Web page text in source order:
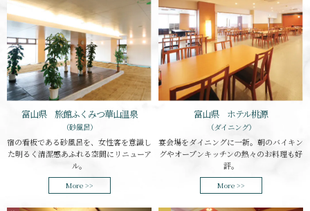
富山県 旅館ふくみつ華山温泉
（砂風呂）
宿の看板である砂風呂を、女性客を意識し
た明るく清潔感あふれる空間にリニューア
ル。
More >>
富山県 ホテル桃源
（ダイニング）
宴会場をダイニングに一新。朝のバイキン
グやオープンキッチンの熱々のお料理も好
評。
More >>